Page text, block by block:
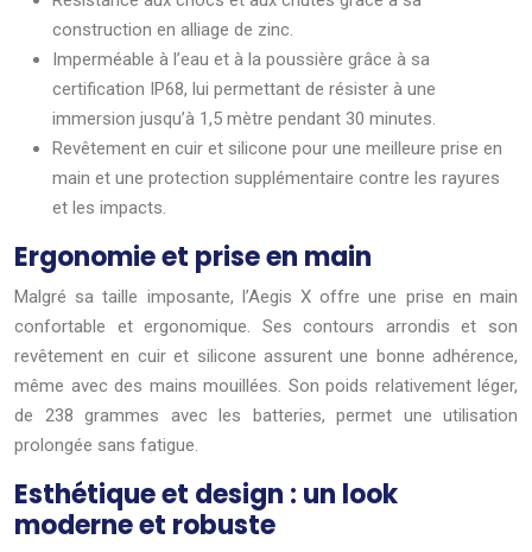
construction en alliage de zinc.
Imperméable à l’eau et à la poussière grâce à sa
certification IP68, lui permettant de résister à une
immersion jusqu’à 1,5 mètre pendant 30 minutes.
Revêtement en cuir et silicone pour une meilleure prise en
main et une protection supplémentaire contre les rayures
et les impacts.
Ergonomie et prise en main
Malgré sa taille imposante, l’Aegis X offre une prise en main
confortable et ergonomique. Ses contours arrondis et son
revêtement en cuir et silicone assurent une bonne adhérence,
même avec des mains mouillées. Son poids relativement léger,
de 238 grammes avec les batteries, permet une utilisation
prolongée sans fatigue.
Esthétique et design : un look
moderne et robuste